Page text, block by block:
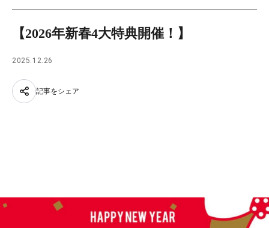
【2026年新春4大特典開催！】
2025.12.26
記事をシェア